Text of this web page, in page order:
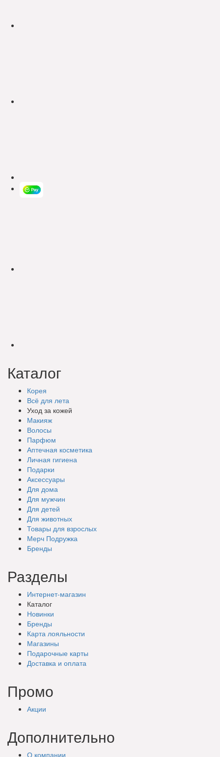
Каталог
Корея
Всё для лета
Уход за кожей
Макияж
Волосы
Парфюм
Аптечная косметика
Личная гигиена
Подарки
Аксессуары
Для дома
Для мужчин
Для детей
Для животных
Товары для взрослых
Мерч Подружка
Бренды
Разделы
Интернет-магазин
Каталог
Новинки
Бренды
Карта лояльности
Магазины
Подарочные карты
Доставка и оплата
Промо
Акции
Дополнительно
О компании